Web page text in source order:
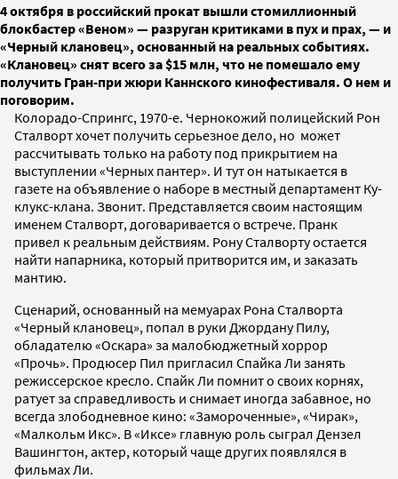
4 октября в российский прокат вышли стомиллионный
блокбастер «Веном» — разруган критиками в пух и прах, — и
«Черный клановец», основанный на реальных событиях.
«Клановец» снят всего за $15 млн, что не помешало ему
получить Гран-при жюри Каннского кинофестиваля. О нем и
поговорим.
Колорадо-Спрингс, 1970-е. Чернокожий полицейский Рон
Сталворт хочет получить серьезное дело, но может
рассчитывать только на работу под прикрытием на
выступлении «Черных пантер». И тут он натыкается в
газете на объявление о наборе в местный департамент Ку-
клукс-клана. Звонит. Представляется своим настоящим
именем Сталворт, договаривается о встрече. Пранк
привел к реальным действиям. Рону Сталворту остается
найти напарника, который притворится им, и заказать
мантию.
Сценарий, основанный на мемуарах Рона Сталворта
«Черный клановец», попал в руки Джордану Пилу,
обладателю «Оскара» за малобюджетный хоррор
«Прочь». Продюсер Пил пригласил Спайка Ли занять
режиссерское кресло. Спайк Ли помнит о своих корнях,
ратует за справедливость и снимает иногда забавное, но
всегда злободневное кино: «Замороченные», «Чирак»,
«Малкольм Икс». В «Иксе» главную роль сыграл Дензел
Вашингтон, актер, который чаще других появлялся в
фильмах Ли.